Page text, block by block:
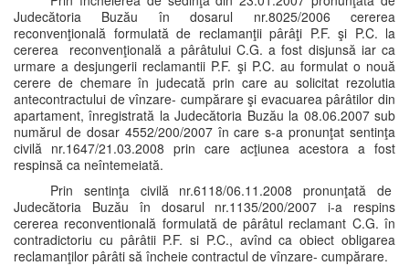
Judecătoria Buzău în dosarul nr.8025/2006 cererea
reconvenţională formulată de reclamanţii pârâţi P.F. şi P.C. la
cererea reconvenţională a pârâtului C.G. a fost disjunsă iar ca
urmare a desjungerii reclamantii P.F. şi P.C. au formulat o nouă
cerere de chemare în judecată prin care au solicitat rezolutia
antecontractului de vînzare- cumpărare şi evacuarea pârâtilor din
apartament, înregistrată la Judecătoria Buzău la 08.06.2007 sub
numărul de dosar 4552/200/2007 în care s-a pronunţat sentinţa
civilă nr.1647/21.03.2008 prin care acţiunea acestora a fost
respinsă ca neîntemeiată.
Prin sentinţa civilă nr.6118/06.11.2008 pronunţată de
Judecătoria Buzău în dosarul nr.1135/200/2007 i-a respins
cererea reconventională formulată de pârâtul reclamant C.G. în
contradictoriu cu pârâtii P.F. si P.C., avînd ca obiect obligarea
reclamanţilor pârâti să încheie contractul de vînzare- cumpărare.